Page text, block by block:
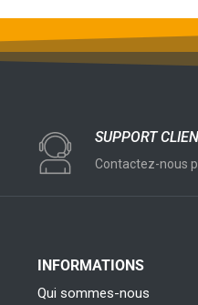
SUPPORT
Contactez-nous
INFORMATIONS
Qui sommes-nous